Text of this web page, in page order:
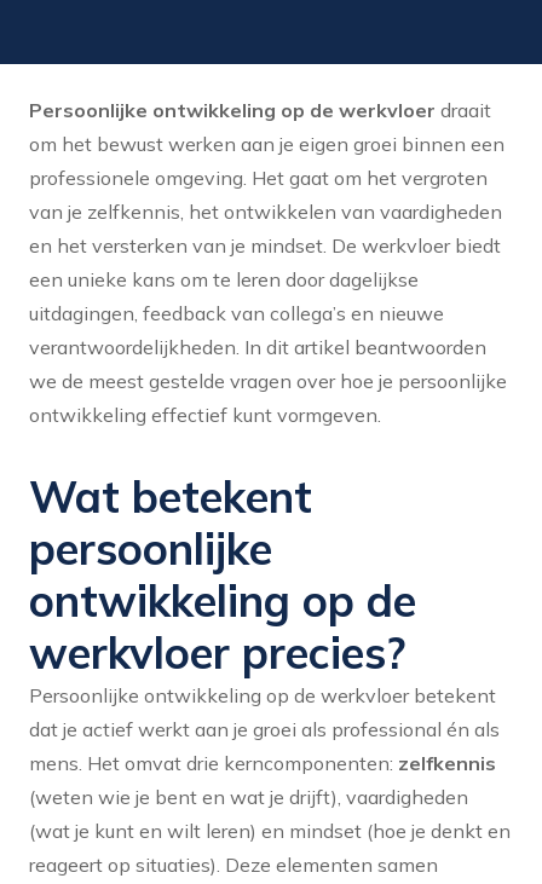
Persoonlijke ontwikkeling op de werkvloer draait
om het bewust werken aan je eigen groei binnen een
professionele omgeving. Het gaat om het vergroten
van je zelfkennis, het ontwikkelen van vaardigheden
en het versterken van je mindset. De werkvloer biedt
een unieke kans om te leren door dagelijkse
uitdagingen, feedback van collega’s en nieuwe
verantwoordelijkheden. In dit artikel beantwoorden
we de meest gestelde vragen over hoe je persoonlijke
ontwikkeling effectief kunt vormgeven.
Wat betekent
persoonlijke
ontwikkeling op de
werkvloer precies?
Persoonlijke ontwikkeling op de werkvloer betekent
dat je actief werkt aan je groei als professional én als
mens. Het omvat drie kerncomponenten: zelfkennis
(weten wie je bent en wat je drijft), vaardigheden
(wat je kunt en wilt leren) en mindset (hoe je denkt en
reageert op situaties). Deze elementen samen